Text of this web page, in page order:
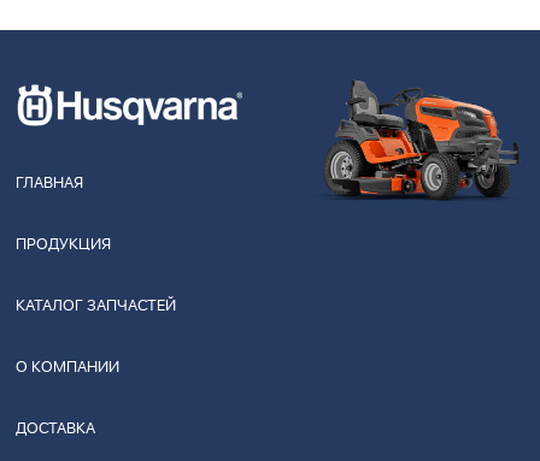
ГЛАВНАЯ
ПРОДУКЦИЯ
КАТАЛОГ ЗАПЧАСТЕЙ
О КОМПАНИИ
ДОСТАВКА